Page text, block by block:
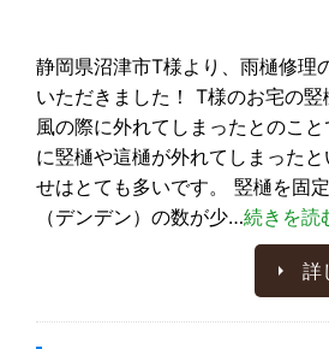
静岡県沼津市T様より、雨樋修理
いただきました！ T様のお宅の
風の際に外れてしまったとのこ
に竪樋や這樋が外れてしまった
せはとても多いです。 竪樋を固
（デンデン）の数が少…続きを読
詳